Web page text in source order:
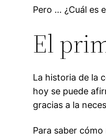
Pero … ¿Cuál es
El
La historia de la
hoy se puede
gracias a la
Para saber